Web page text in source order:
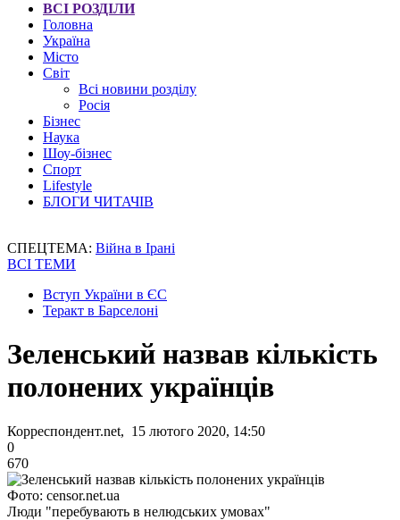
ВСІ РОЗДІЛИ
Головна
Україна
Місто
Світ
Всі новини розділу
Росія
Бізнес
Наука
Шоу-бізнес
Спорт
Lifestyle
БЛОГИ ЧИТАЧІВ
СПЕЦТЕМА: Війна в Ірані
ВСІ ТЕМИ
Вступ України в ЄС
Теракт в Барселоні
Зеленський назвав кількість
полонених українців
Корреспондент.net, 15 лютого 2020, 14:50
0
670
Фото: censor.net.ua
Люди "перебувають в нелюдських умовах"